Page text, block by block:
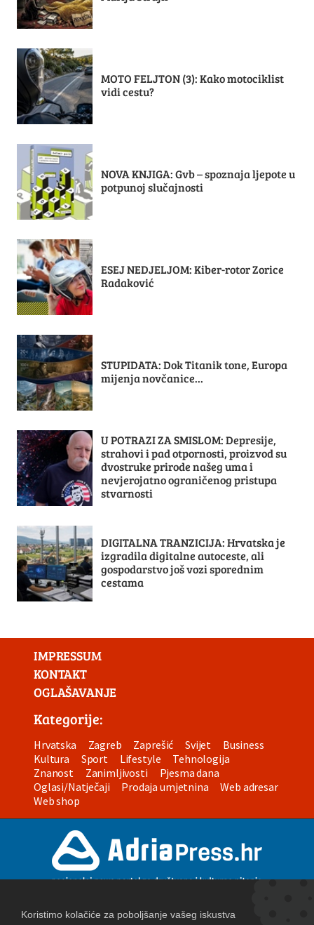
MOTO FELJTON (3): Kako motociklist
vidi cestu?
NOVA KNJIGA: Gvb – spoznaja ljepote u
potpunoj slučajnosti
ESEJ NEDJELJOM: Kiber-rotor Zorice
Radaković
STUPIDATA: Dok Titanik tone, Europa
mijenja novčanice...
U POTRAZI ZA SMISLOM: Depresije,
strahovi i pad otpornosti, proizvod su
dvostruke prirode našeg uma i
nevjerojatno ograničenog pristupa
stvarnosti
DIGITALNA TRANZICIJA: Hrvatska je
izgradila digitalne autoceste, ali
gospodarstvo još vozi sporednim
cestama
IMPRESSUM
KONTAKT
OGLAŠAVANJE
Kategorije:
Hrvatska Zagreb Zaprešić Svijet
Business
Kultura
Sport Lifestyle
Tehnologija
Znanost
Zanimljivosti
Pjesma dana
Oglasi/Natječaji
Prodaja umjetnina
Web adresar
Web shop